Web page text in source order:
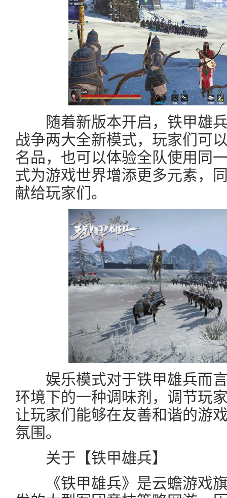
随着新版本开启，铁甲雄兵
战争两大全新模式，玩家们可
名品，也可以体验全队使用同
式为游戏世界增添更多元素，
献给玩家们。
娱乐模式对于铁甲雄兵而言
环境下的一种调味剂，调节玩
让玩家们能够在友善和谐的游
氛围。
关于【铁甲雄兵】
《铁甲雄兵》是云蟾游戏旗